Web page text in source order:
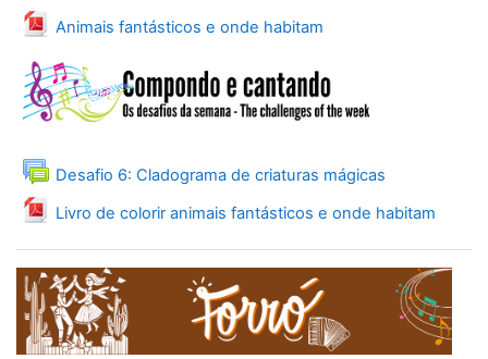
Animais fantásticos e onde habitam
File
Desafio 6: Cladograma de criaturas mágicas
Forum
Livro de colorir animais fantásticos e onde habitam
File